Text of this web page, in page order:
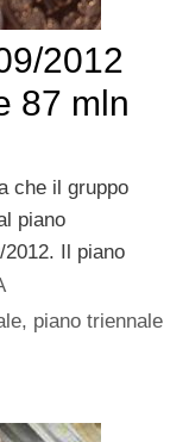
2012
87 mln
che il gruppo
piano
Il piano
, piano triennale